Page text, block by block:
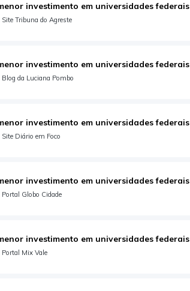
investimento em universidades federais
Tribuna do Agreste
investimento em universidades federais
da Luciana Pombo
investimento em universidades federais
Diário em Foco
investimento em universidades federais
Globo Cidade
investimento em universidades federais
Mix Vale